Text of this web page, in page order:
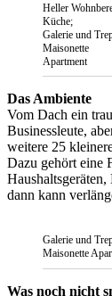
Heller
Küche;
Galerie und
Maisonette
Apartment
Das Ambiente
Vom Dach ein
Businessleute,
weitere 25
Dazu gehört eine
dann kann
Galerie und
Maisonette
Was noch nicht